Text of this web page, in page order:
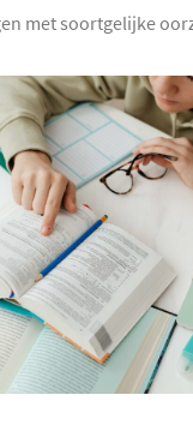
met soortgelijke